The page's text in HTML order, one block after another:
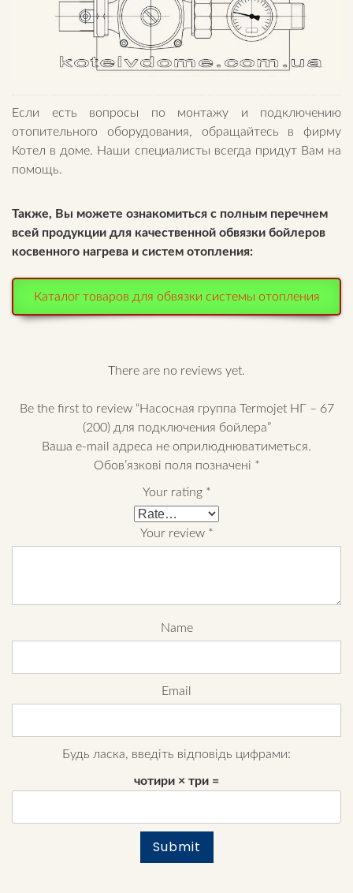
Если есть вопросы по монтажу и подключению
отопительного оборудования, обращайтесь в фирму
Котел в доме. Наши специалисты всегда придут Вам на
помощь.
Также, Вы можете ознакомиться с полным перечнем
всей продукции для качественной обвязки бойлеров
косвенного нагрева и систем отопления:
Каталог товаров для обвязки системы отопления
There are no reviews yet.
Be the first to review “Насосная группа Termojet НГ – 67
(200) для подключения бойлера”
Ваша e-mail адреса не оприлюднюватиметься.
Обов’язкові поля позначені *
Your rating *
Your review *
Name
Email
Будь ласка, введіть відповідь цифрами:
чотири × три =